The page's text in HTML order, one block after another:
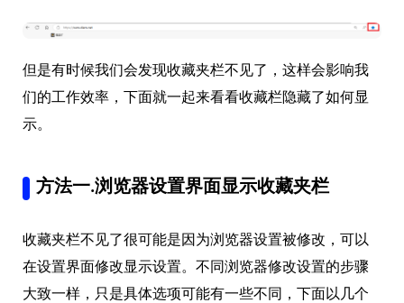
但是有时候我们会发现收藏夹栏不见了，这样会影响我
们的工作效率，下面就一起来看看收藏栏隐藏了如何显
示。
方法一.浏览器设置界面显示收藏夹栏
收藏夹栏不见了很可能是因为浏览器设置被修改，可以
在设置界面修改显示设置。不同浏览器修改设置的步骤
大致一样，只是具体选项可能有一些不同，下面以几个